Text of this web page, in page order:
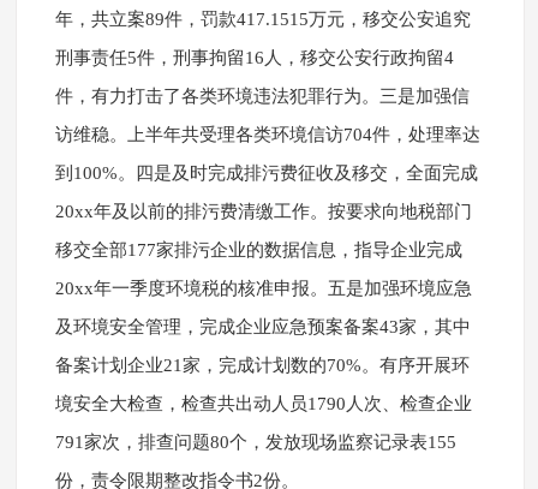
年，共立案89件，罚款417.1515万元，移交公安追究
刑事责任5件，刑事拘留16人，移交公安行政拘留4
件，有力打击了各类环境违法犯罪行为。三是加强信
访维稳。上半年共受理各类环境信访704件，处理率达
到100%。四是及时完成排污费征收及移交，全面完成
20xx年及以前的排污费清缴工作。按要求向地税部门
移交全部177家排污企业的数据信息，指导企业完成
20xx年一季度环境税的核准申报。五是加强环境应急
及环境安全管理，完成企业应急预案备案43家，其中
备案计划企业21家，完成计划数的70%。有序开展环
境安全大检查，检查共出动人员1790人次、检查企业
791家次，排查问题80个，发放现场监察记录表155
份，责令限期整改指令书2份。